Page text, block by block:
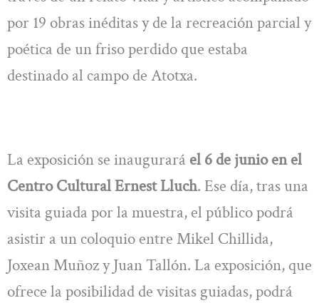
por 19 obras inéditas y de la recreación parcial y
poética de un friso perdido que estaba
destinado al campo de Atotxa.
La exposición se inaugurará el 6 de junio en el
Centro Cultural Ernest Lluch. Ese día, tras una
visita guiada por la muestra, el público podrá
asistir a un coloquio entre Mikel Chillida,
Joxean Muñoz y Juan Tallón. La exposición, que
ofrece la posibilidad de visitas guiadas, podrá